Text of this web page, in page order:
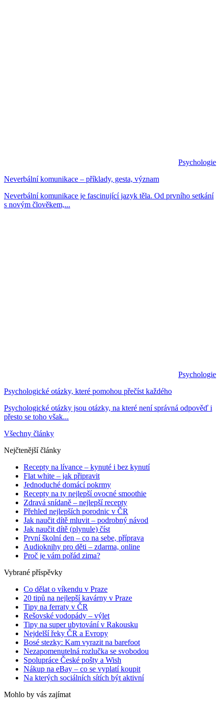
Psychologie
Neverbální komunikace – příklady, gesta, význam
Neverbální komunikace je fascinující jazyk těla. Od prvního setkání
s novým člověkem,...
Psychologie
Psychologické otázky, které pomohou přečíst každého
Psychologické otázky jsou otázky, na které není správná odpověď i
přesto se toho však...
Všechny články
Nejčtenější články
Recepty na lívance – kynuté i bez kynutí
Flat white – jak připravit
Jednoduché domácí pokrmy
Recepty na ty nejlepší ovocné smoothie
Zdravá snídaně – nejlepší recepty
Přehled nejlepších porodnic v ČR
Jak naučit dítě mluvit – podrobný návod
Jak naučit dítě (plynule) číst
První školní den – co na sebe, příprava
Audioknihy pro děti – zdarma, online
Proč je vám pořád zima?
Vybrané příspěvky
Co dělat o víkendu v Praze
20 tipů na nejlepší kavárny v Praze
Tipy na ferraty v ČR
Rešovské vodopády – výlet
Tipy na super ubytování v Rakousku
Nejdelší řeky ČR a Evropy
Bosé stezky: Kam vyrazit na barefoot
Nezapomenutelná rozlučka se svobodou
Spolupráce České pošty a Wish
Nákup na eBay – co se vyplatí koupit
Na kterých sociálních sítích být aktivní
Mohlo by vás zajímat